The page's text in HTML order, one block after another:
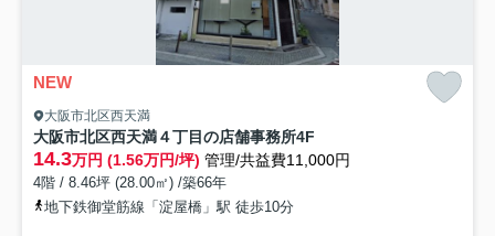
NEW
大阪市北区西天満
大阪市北区西天満４丁目の店舗事務所4F
14.3万円 (1.56万円/坪) 管理/共益費11,000円
4階 / 8.46坪 (28.00㎡) /築66年
地下鉄御堂筋線「淀屋橋」駅 徒歩10分